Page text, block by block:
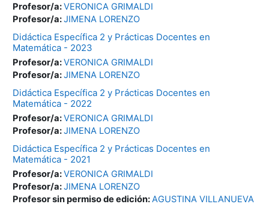
Profesor/a:VERONICA GRIMALDI
Profesor/a:JIMENA LORENZO
Didáctica Específica 2 y Prácticas Docentes en
Matemática - 2023
Profesor/a:VERONICA GRIMALDI
Profesor/a:JIMENA LORENZO
Didáctica Específica 2 y Prácticas Docentes en
Matemática - 2022
Profesor/a:VERONICA GRIMALDI
Profesor/a:JIMENA LORENZO
Didáctica Específica 2 y Prácticas Docentes en
Matemática - 2021
Profesor/a:VERONICA GRIMALDI
Profesor/a:JIMENA LORENZO
Profesor sin permiso de edición:AGUSTINA VILLANUEVA